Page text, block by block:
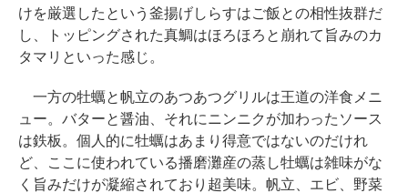
けを厳選したという釜揚げしらすはご飯との相性抜群だ
し、トッピングされた真鯛はほろほろと崩れて旨みのカ
タマリといった感じ。
一方の牡蠣と帆立のあつあつグリルは王道の洋食メニ
ュー。バターと醤油、それにニンニクが加わったソース
は鉄板。個人的に牡蠣はあまり得意ではないのだけれ
ど、ここに使われている播磨灘産の蒸し牡蠣は雑味がな
く旨みだけが凝縮されており超美味。帆立、エビ、野菜